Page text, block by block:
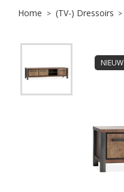
Home (TV-) Dressoirs
NIEUW